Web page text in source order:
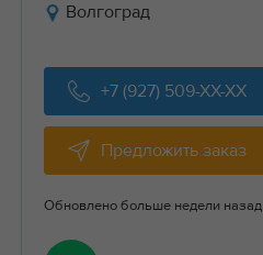
Волгоград
+7 (927) 509-XX-XX
Предложить заказ
Обновлено больше недели назад